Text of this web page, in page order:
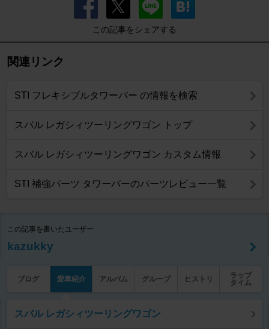
この記事をシェアする
関連リンク
STI フレキシブルタワーバー の情報を検索
スバル レガシィツーリングワゴン トップ
スバル レガシィツーリングワゴン カスタム情報
STI 補強パーツ タワーバーのパーツレビュー一覧
この記事を書いたユーザー
kazukky
ブログ 愛車紹介 アルバム グループ ヒストリ
ラップ
タイム
スバル レガシィツーリングワゴン